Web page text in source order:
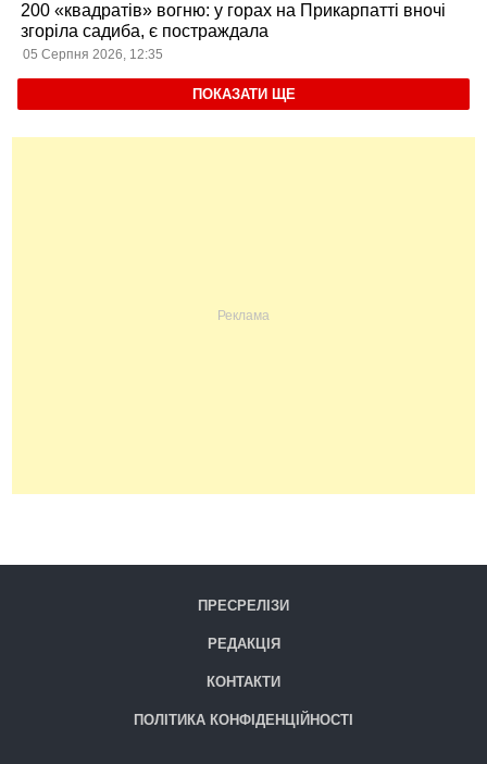
200 «квадратів» вогню: у горах на Прикарпатті вночі
згоріла садиба, є постраждала
05 Серпня 2026, 12:35
ПОКАЗАТИ ЩЕ
ПРЕСРЕЛІЗИ
РЕДАКЦІЯ
КОНТАКТИ
ПОЛІТИКА КОНФІДЕНЦІЙНОСТІ